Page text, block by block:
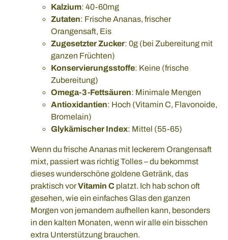
Kalzium: 40-60mg
Zutaten: Frische Ananas, frischer
Orangensaft, Eis
Zugesetzter Zucker: 0g (bei Zubereitung mit
ganzen Früchten)
Konservierungsstoffe: Keine (frische
Zubereitung)
Omega-3-Fettsäuren: Minimale Mengen
Antioxidantien: Hoch (Vitamin C, Flavonoide,
Bromelain)
Glykämischer Index: Mittel (55-65)
Wenn du frische Ananas mit leckerem Orangensaft
mixt, passiert was richtig Tolles – du bekommst
dieses wunderschöne goldene Getränk, das
praktisch vorVitamin C platzt. Ich hab schon oft
gesehen, wie ein einfaches Glas den ganzen
Morgen von jemandem aufhellen kann, besonders
in den kalten Monaten, wenn wir alle ein bisschen
extra Unterstützung brauchen.